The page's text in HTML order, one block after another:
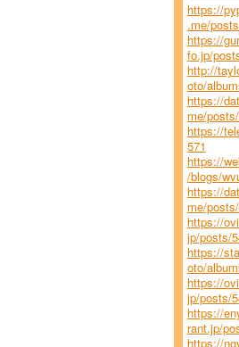
https://
.me/
https://
fo.jp/
http://
oto/
https://
me/
https://
571
https://
/blogs/
https://
me/
https://
jp/posts/
https://
oto/
https://
jp/posts/
https://
rant.jp/
https://